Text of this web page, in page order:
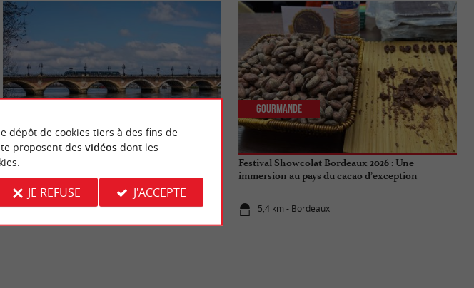
Travaux du Pont de Pierre à Bordeaux : Tout ce
qui change pour vos déplacements de l'été 2026
5,4 km - Bordeaux
Festival Showcolat Bordeaux 2026 : Une
immersion au pays du cacao d’exception
5,4 km - Bordeaux
Gourmande
dépôt de cookies tiers à des fins de
proposent des vidéosdont les
JE REFUSE J'ACCEPTE